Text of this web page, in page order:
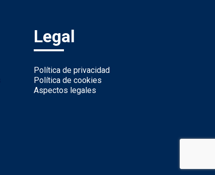
Legal
Política de privacidad
Política de cookies
Aspectos legales